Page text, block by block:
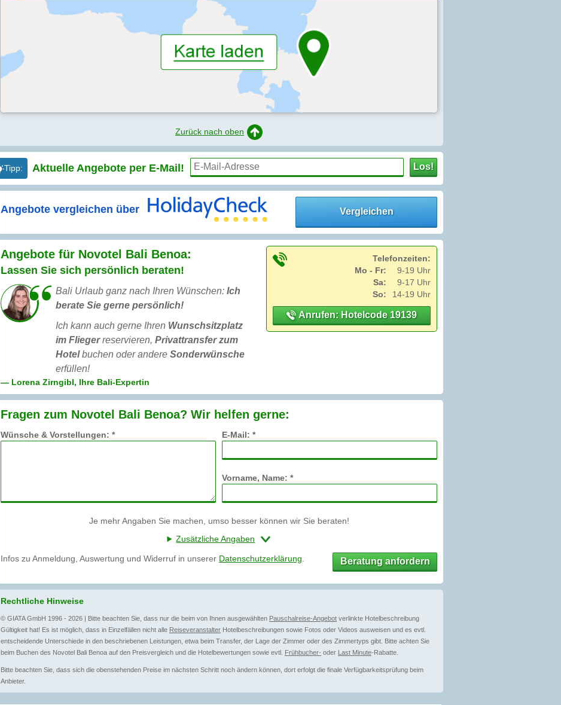
Zurück nach oben
Tipp: Aktuelle Angebote per E-Mail! Los!
Angebote vergleichen über Vergleichen
Angebote für Novotel Bali Benoa:
Lassen Sie sich persönlich beraten!
Bali Urlaub ganz nach Ihren Wünschen: Ich
berate Sie gerne persönlich!
Ich kann auch gerne Ihren Wunschsitzplatz
im Fliegerreservieren, Privattransfer zum
Hotelbuchen oder andere Sonderwünsche
erfüllen!
— Lorena Zirngibl, Ihre Bali-Expertin
Telefonzeiten:
Mo - Fr:
9-19 Uhr
Sa:
9-17 Uhr
So:
14-19 Uhr
Anrufen: Hotelcode 19139
Fragen zum Novotel Bali Benoa? Wir helfen gerne:
Wünsche & Vorstellungen: * E-Mail: *
Vorname, Name: *
Je mehr Angaben Sie machen, umso besser können wir Sie beraten!
Zusätzliche Angaben
Infos zu Anmeldung, Auswertung und Widerruf in unserer Datenschutzerklärung Beratung anfordern
Rechtliche Hinweise
© GIATA GmbH 1996 - 2026 | Bitte beachten Sie, dass nur die beim von Ihnen ausgewählten Pauschalreise-Angebot verlinkte Hotelbeschreibung
Gültigkeit hat! Es ist möglich, dass in Einzelfällen nicht alle Reiseveranstalter Hotelbeschreibungen sowie Fotos oder Videos ausweisen und es evtl.
entscheidende Unterschiede in den beschriebenen Leistungen, etwa beim Transfer, der Lage der Zimmer oder des Zimmertyps gibt. Bitte achten Sie
beim Buchen des Novotel Bali Benoa auf den Preisvergleich und die Hotelbewertungen sowie evtl. Frühbucher- oder Last Minute-Rabatte.
Bitte beachten Sie, dass sich die obenstehenden Preise im nächsten Schritt noch ändern können, dort erfolgt die finale Verfügbarkeitsprüfung beim
Anbieter.